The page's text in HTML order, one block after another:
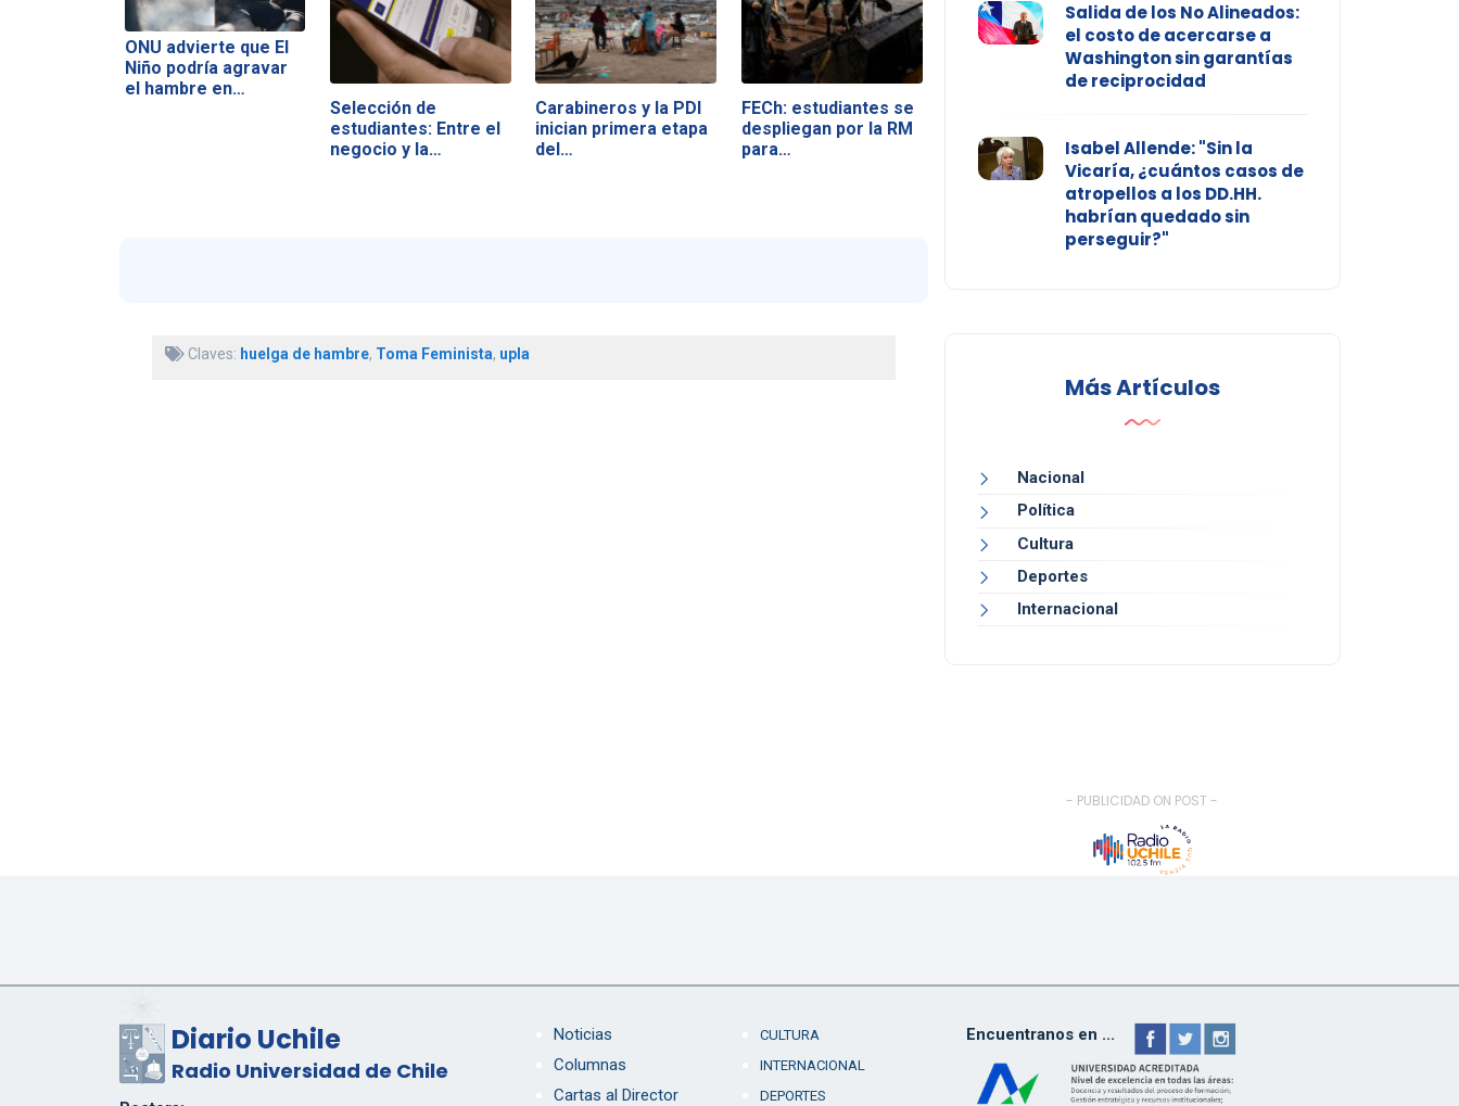
ONU advierte que El
Niño podría agravar
el hambre en…
Selección de
estudiantes: Entre el
negocio y la…
Carabineros y la PDI
inician primera etapa
del…
FECh: estudiantes se
despliegan por la RM
para…
Claves: huelga de hambre, Toma Feminista, upla
Salida de los No Alineados:
el costo de acercarse a
Washington sin garantías
de reciprocidad
Isabel Allende: "Sin la
Vicaría, ¿cuántos casos de
atropellos a los DD.HH.
habrían quedado sin
perseguir?"
Más Artículos
Nacional
Política
Cultura
Deportes
Internacional
- PUBLICIDAD ON POST -
Diario Uchile
Radio Universidad de Chile
Noticias
Columnas
Cartas al Director
CULTURA
INTERNACIONAL
DEPORTES
Encuentranos en ...